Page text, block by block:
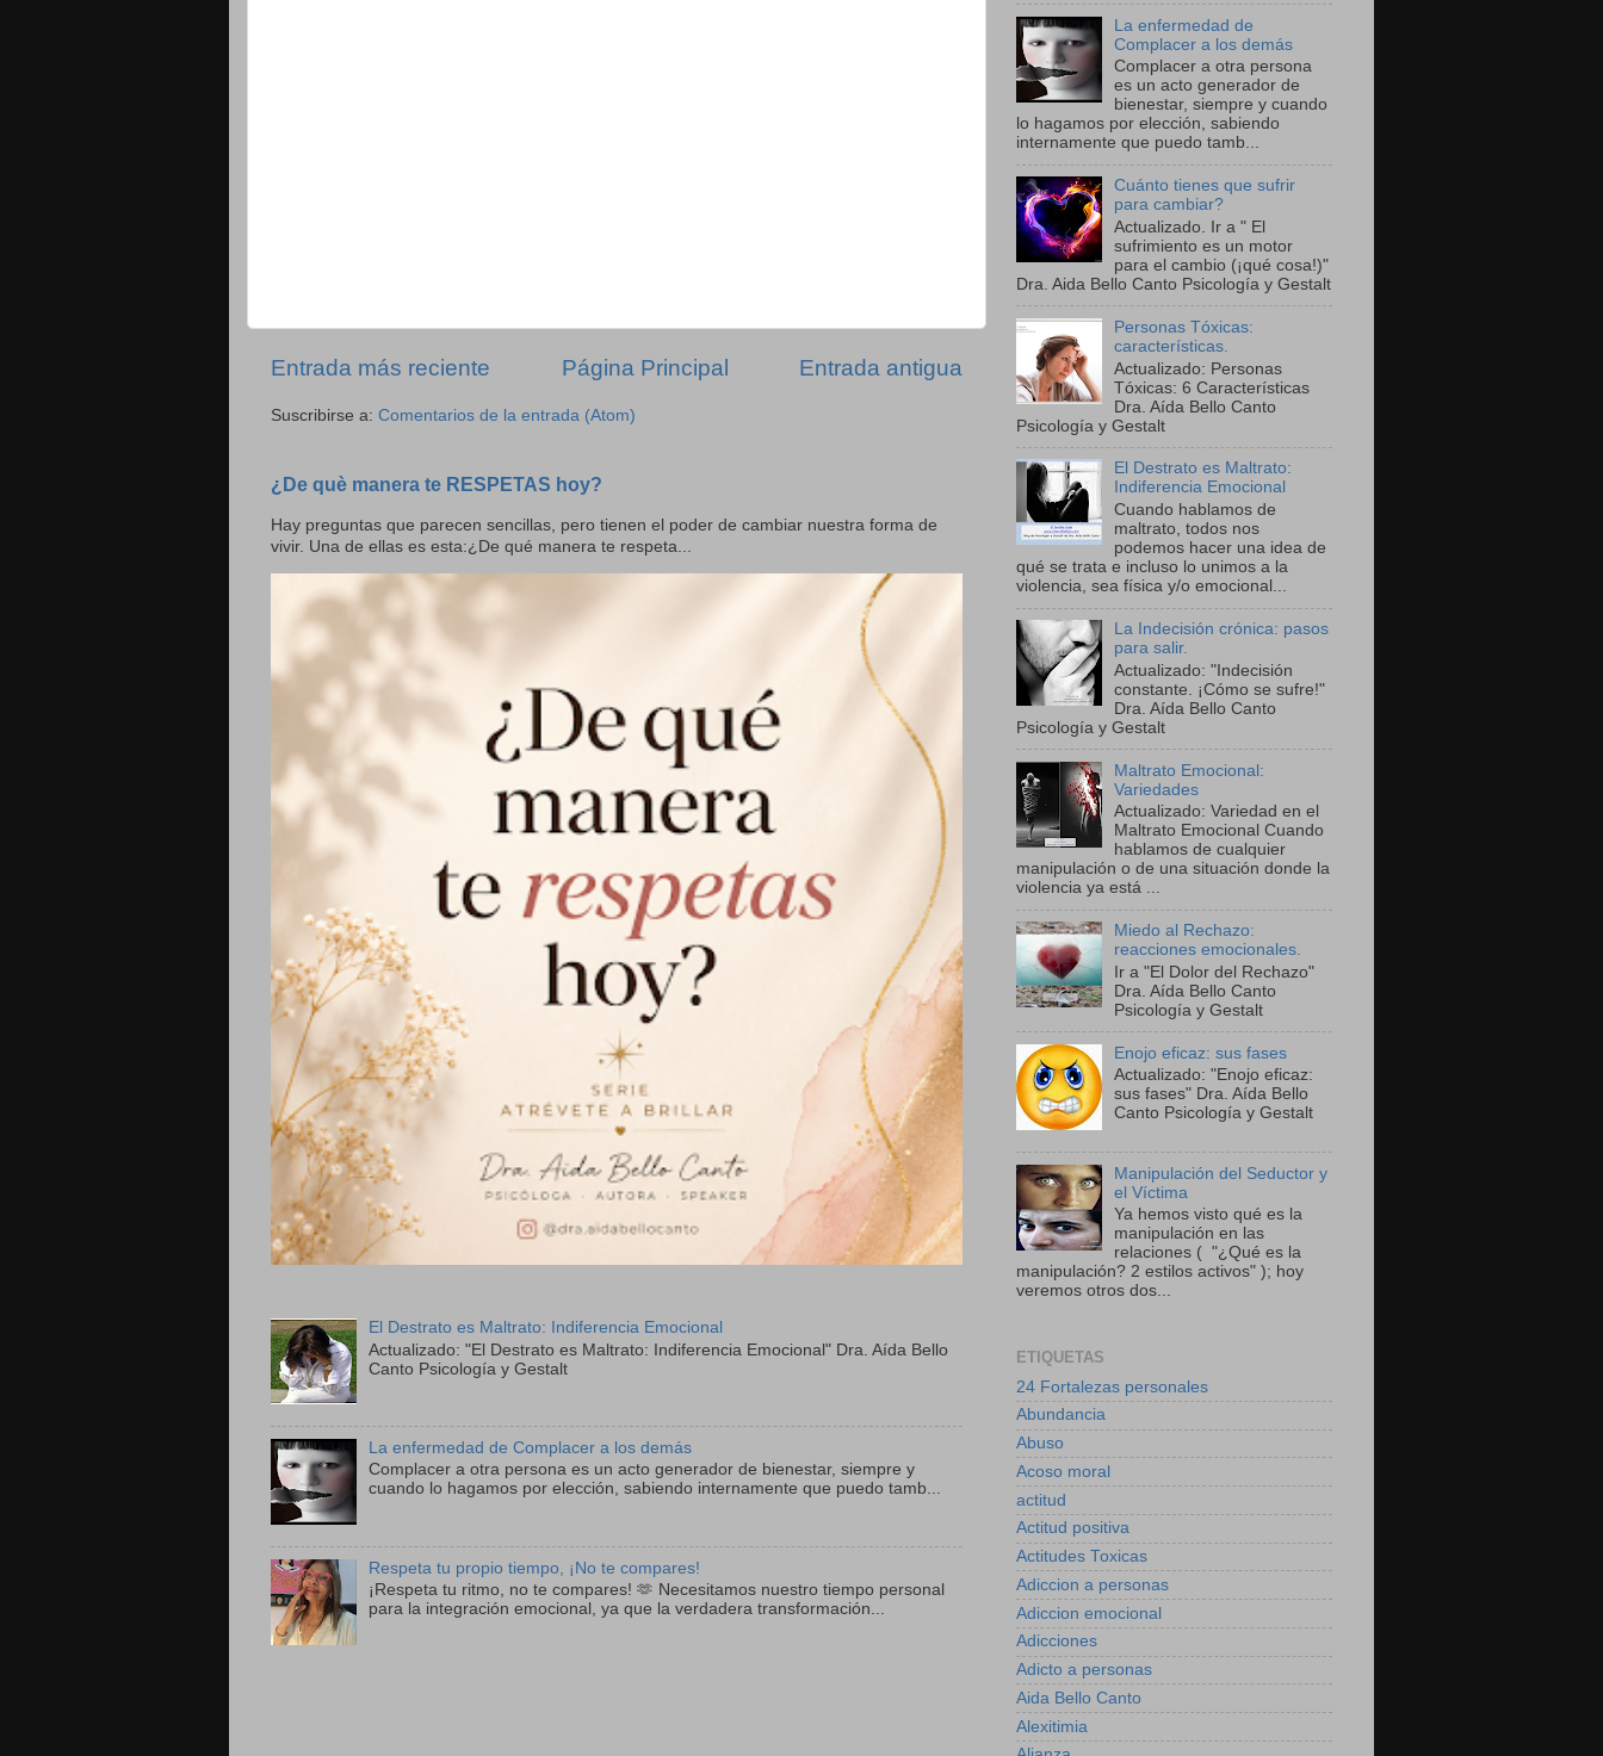
Entrada más reciente Entrada antigua
Página Principal
Suscribirse a: Comentarios de la entrada (Atom)
¿De què manera te RESPETAS hoy?
Hay preguntas que parecen sencillas, pero tienen el poder de cambiar nuestra forma de
vivir. Una de ellas es esta:¿De qué manera te respeta...
El Destrato es Maltrato: Indiferencia Emocional
Actualizado: "El Destrato es Maltrato: Indiferencia Emocional" Dra. Aída Bello
Canto Psicología y Gestalt
La enfermedad de Complacer a los demás
Complacer a otra persona es un acto generador de bienestar, siempre y
cuando lo hagamos por elección, sabiendo internamente que puedo tamb...
Respeta tu propio tiempo, ¡No te compares!
¡Respeta tu ritmo, no te compares! 🫶 Necesitamos nuestro tiempo personal
para la integración emocional, ya que la verdadera transformación...
La enfermedad de
Complacer a los demás
Complacer a otra persona
es un acto generador de
bienestar, siempre y cuando
lo hagamos por elección, sabiendo
internamente que puedo tamb...
Cuánto tienes que sufrir
para cambiar?
Actualizado. Ir a " El
sufrimiento es un motor
para el cambio (¡qué cosa!)"
Dra. Aida Bello Canto Psicología y Gestalt
Personas Tóxicas:
características.
Actualizado: Personas
Tóxicas: 6 Características
Dra. Aída Bello Canto
Psicología y Gestalt
El Destrato es Maltrato:
Indiferencia Emocional
Cuando hablamos de
maltrato, todos nos
podemos hacer una idea de
qué se trata e incluso lo unimos a la
violencia, sea física y/o emocional...
La Indecisión crónica: pasos
para salir.
Actualizado: "Indecisión
constante. ¡Cómo se sufre!"
Dra. Aída Bello Canto
Psicología y Gestalt
Maltrato Emocional:
Variedades
Actualizado: Variedad en el
Maltrato Emocional Cuando
hablamos de cualquier
manipulación o de una situación donde la
violencia ya está ...
Miedo al Rechazo:
reacciones emocionales.
Ir a "El Dolor del Rechazo"
Dra. Aída Bello Canto
Psicología y Gestalt
Enojo eficaz: sus fases
Actualizado: "Enojo eficaz:
sus fases" Dra. Aída Bello
Canto Psicología y Gestalt
Manipulación del Seductor y
el Víctima
Ya hemos visto qué es la
manipulación en las
relaciones ( "¿Qué es la
manipulación? 2 estilos activos" ); hoy
veremos otros dos...
ETIQUETAS
24 Fortalezas personales
Abundancia
Abuso
Acoso moral
actitud
Actitud positiva
Actitudes Toxicas
Adiccion a personas
Adiccion emocional
Adicciones
Adicto a personas
Aida Bello Canto
Alexitimia